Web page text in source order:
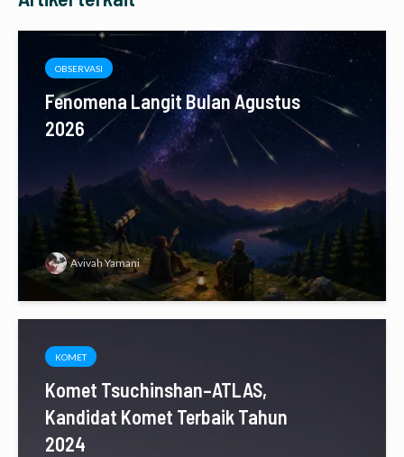
OBSERVASI
Fenomena Langit Bulan Agustus
2026
Avivah Yamani
KOMET
Komet Tsuchinshan–ATLAS,
Kandidat Komet Terbaik Tahun
2024